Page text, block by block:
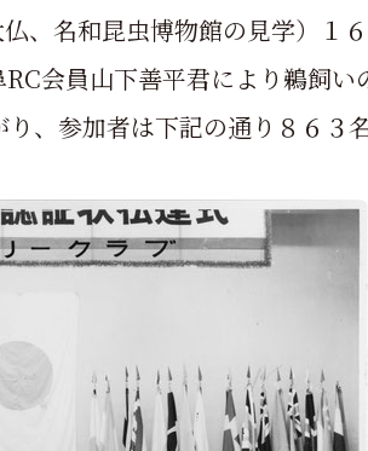
、名和昆虫博物館の見学）１
会員山下善平君により鵜飼い
、参加者は下記の通り８６３